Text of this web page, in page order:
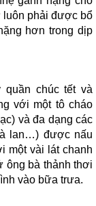
luôn phải được bổ
hơn trong dịp
chúc tết và
với một tô cháo
và đa dạng các
lan…) được nấu
một vài lát chanh
ông bà thảnh thơi
vào bữa trưa.